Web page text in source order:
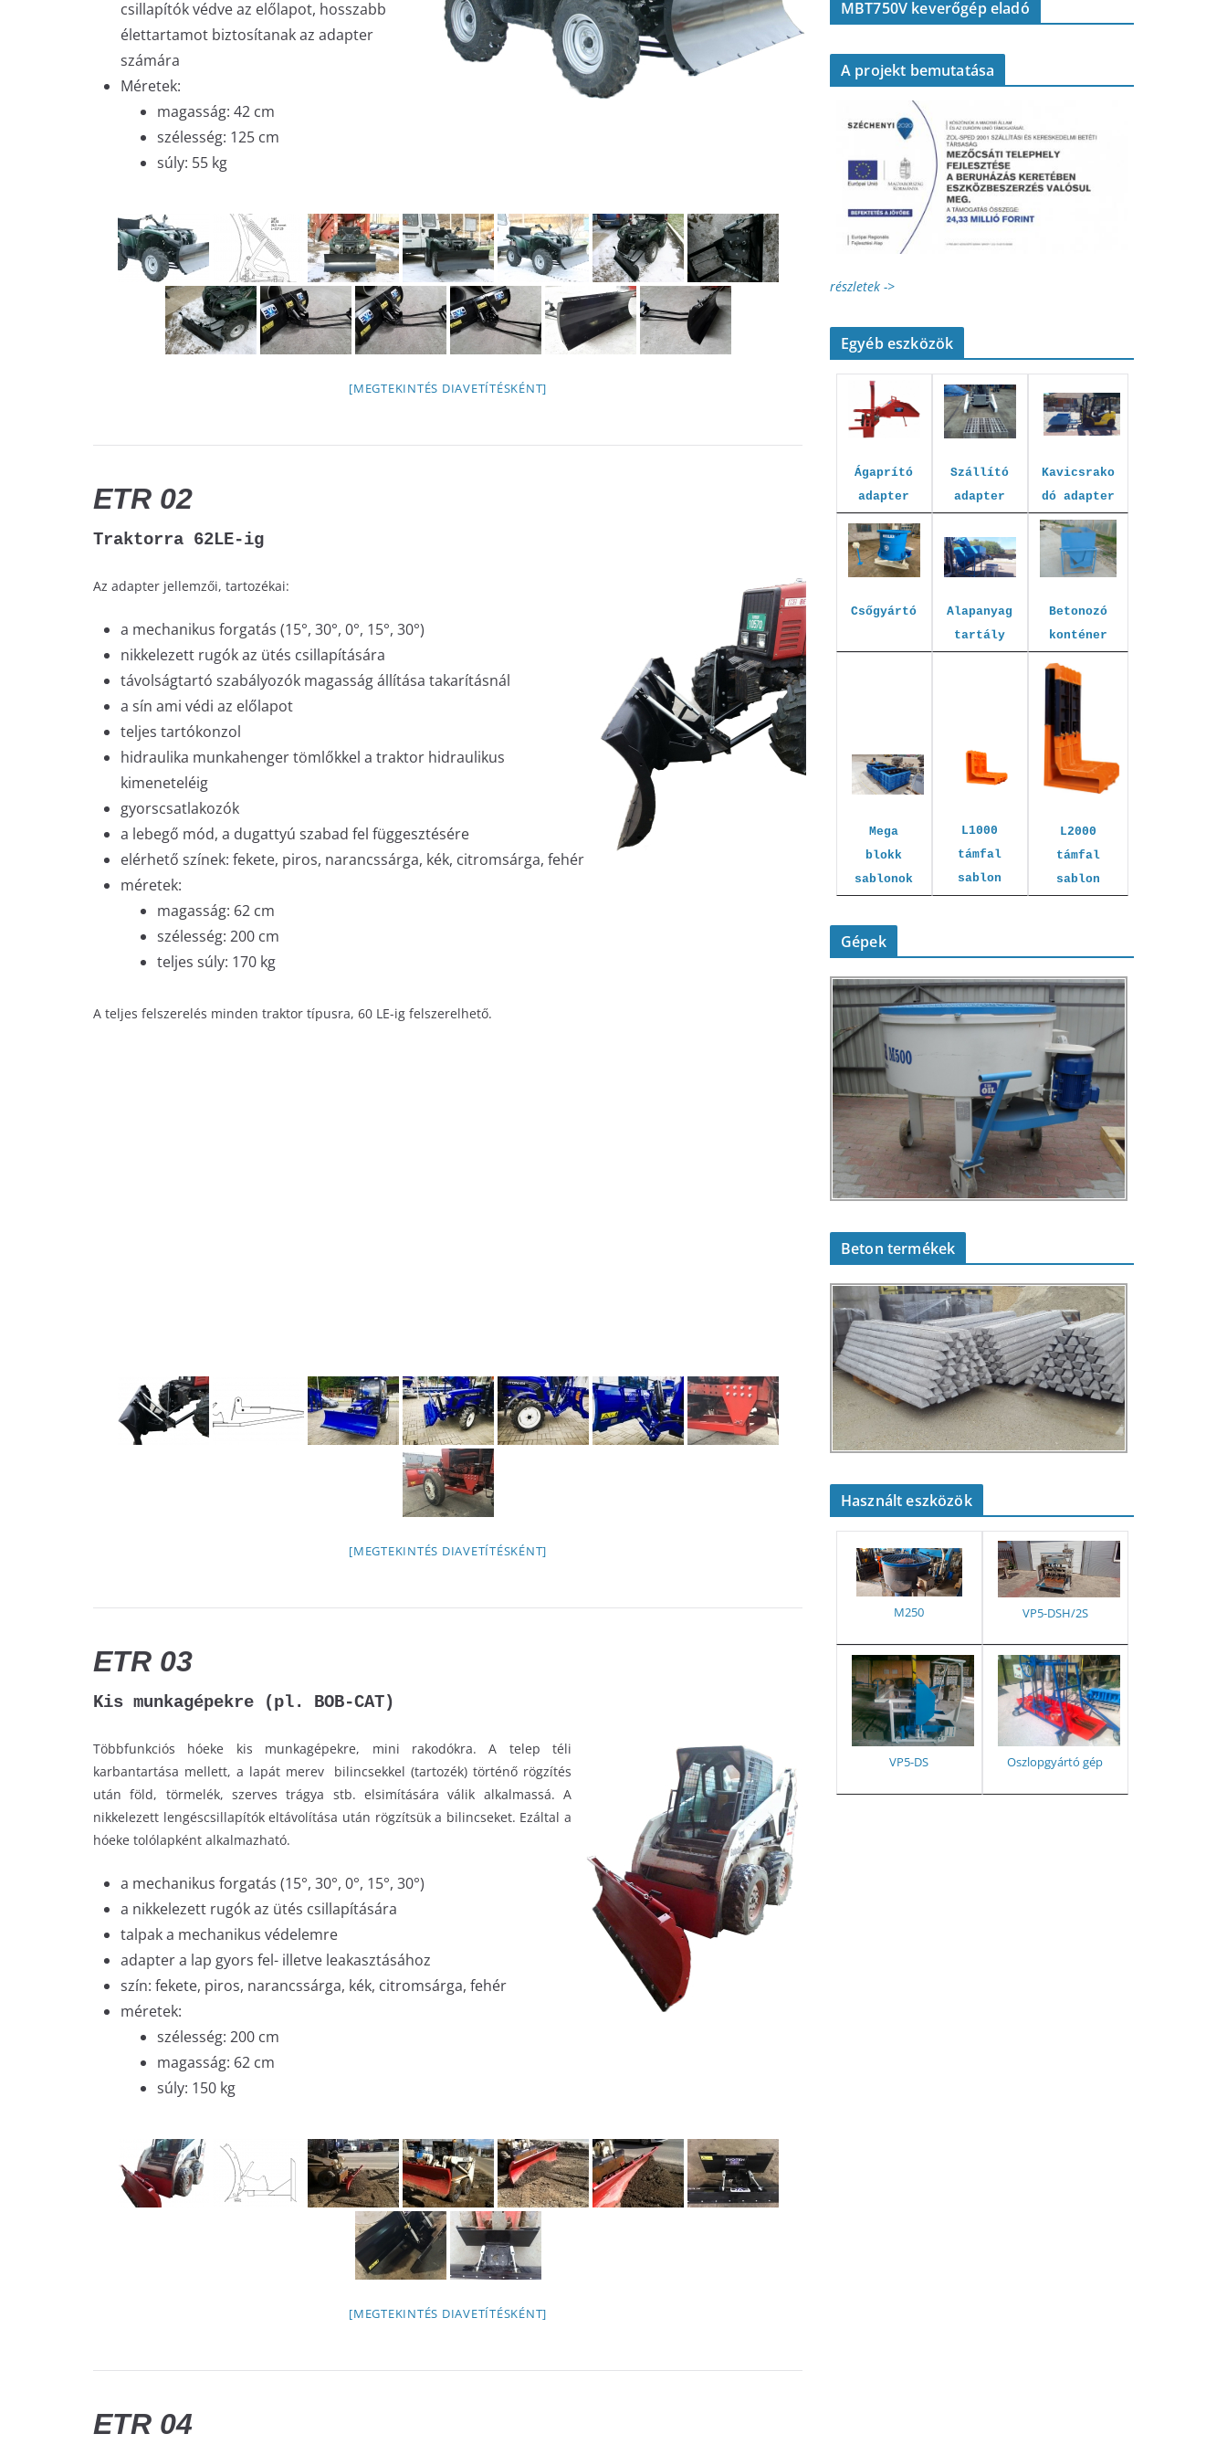
csillapítók védve az előlapot, hosszabb
élettartamot biztosítanak az adapter
számára
Méretek:
magasság: 42 cm
szélesség: 125 cm
súly: 55 kg
[MEGTEKINTÉS DIAVETÍTÉSKÉNT]
ETR 02
Traktorra 62LE-ig
Az adapter jellemzői, tartozékai:
a mechanikus forgatás (15°, 30°, 0°, 15°, 30°)
nikkelezett rugók az ütés csillapítására
távolságtartó szabályozók magasság állítása takarításnál
a sín ami védi az előlapot
teljes tartókonzol
hidraulika munkahenger tömlőkkel a traktor hidraulikus
kimeneteléig
gyorscsatlakozók
a lebegő mód, a dugattyú szabad fel függesztésére
elérhető színek: fekete, piros, narancssárga, kék, citromsárga, fehér
méretek:
magasság: 62 cm
szélesség: 200 cm
teljes súly: 170 kg
A teljes felszerelés minden traktor típusra, 60 LE-ig felszerelhető.
[MEGTEKINTÉS DIAVETÍTÉSKÉNT]
ETR 03
Kis munkagépekre (pl. BOB-CAT)
Többfunkciós hóeke kis munkagépekre, mini rakodókra. A telep téli
karbantartása mellett, a lapát merev bilincsekkel (tartozék) történő rögzítés
után föld, törmelék, szerves trágya stb. elsimítására válik alkalmassá. A
nikkelezett lengéscsillapítók eltávolítása után rögzítsük a bilincseket. Ezáltal a
hóeke tolólapként alkalmazható.
a mechanikus forgatás (15°, 30°, 0°, 15°, 30°)
a nikkelezett rugók az ütés csillapítására
talpak a mechanikus védelemre
adapter a lap gyors fel- illetve leakasztásához
szín: fekete, piros, narancssárga, kék, citromsárga, fehér
méretek:
szélesség: 200 cm
magasság: 62 cm
súly: 150 kg
[MEGTEKINTÉS DIAVETÍTÉSKÉNT]
ETR 04
MBT750V keverőgép eladó
A projekt bemutatása
részletek ->
Egyéb eszközök
Ágaprító
adapter
Szállító
adapter
Kavicsrako
dó adapter
Csőgyártó
Alapanyag
tartály
Betonozó
konténer
Mega
blokk
sablonok
L1000
támfal
sablon
L2000
támfal
sablon
Gépek
Beton termékek
Használt eszközök
M250 VP5-DSH/2S
VP5-DS Oszlopgyártó gép